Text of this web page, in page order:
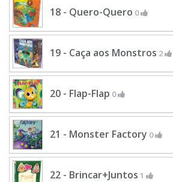
18 - Quero-Quero 0
19 - Caça aos Monstros 2
20 - Flap-Flap 0
21 - Monster Factory 0
22 - Brincar+Juntos 1